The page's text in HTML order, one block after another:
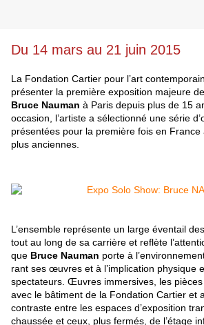
Du 14 mars au 21 juin 2015
La Fondation Cartier pour l’art
présenter la première exposition majeure
Bruce Nauman à Paris depuis plus de 15
occasion, l’artiste a sélectionné une série
présentées pour la première fois en France
plus anciennes.
L’ensemble représente un large éventail
tout au long de sa carrière et reflète
que Bruce Nauman porte à
rant ses œuvres et à l’implication physique
spectateurs. Œuvres immersives, les
avec le bâtiment de la Fondation Cartier et
contraste entre les espaces d’exposition
chaussée et ceux, plus fermés, de l’étage